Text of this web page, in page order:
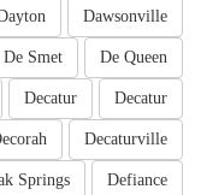
Dawsonville
De Queen
De Smet
Decatur
Decatur
Decaturville
Defiance
Springs